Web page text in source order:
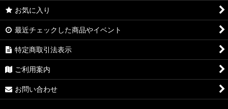
お気に入り
最近チェックした商品やイベント
特定商取引法表示
ご利用案内
お問い合わせ